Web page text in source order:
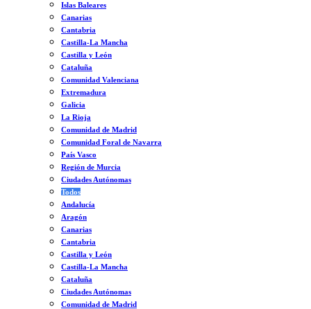
Islas Baleares
Canarias
Cantabria
Castilla-La Mancha
Castilla y León
Cataluña
Comunidad Valenciana
Extremadura
Galicia
La Rioja
Comunidad de Madrid
Comunidad Foral de Navarra
País Vasco
Región de Murcia
Ciudades Autónomas
Todos
Andalucía
Aragón
Canarias
Cantabria
Castilla y León
Castilla-La Mancha
Cataluña
Ciudades Autónomas
Comunidad de Madrid